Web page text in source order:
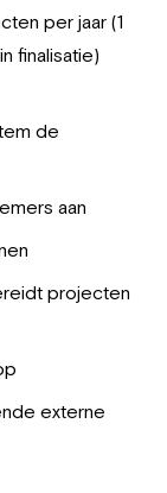
per jaar (1
finalisatie)
de
aan
projecten
externe